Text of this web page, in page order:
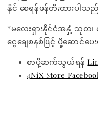
နိုင် စေရန်ဖန်တီးထားပါသ
*မလေးရှားနိုင်ငံအနှံ့ သုတ၊
ငွေချေစနစ်ဖြင့် ပို့ဆောင်ပေ
စာပို့ဆက်သွယ်ရန်
4NiX Store